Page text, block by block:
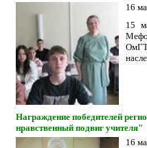
16
15
Награждение победителей
нравственный подвиг учителя"
16